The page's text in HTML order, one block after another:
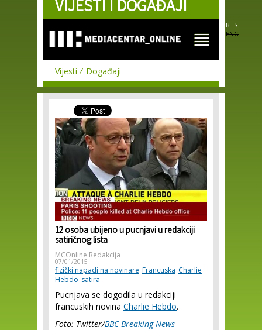
Skip to
main
VIJESTI I DOGAĐAJI
BHS
ENG
Vijesti Događaji
12 osoba ubijeno u pucnjavi u redakciji
satiričnog lista
MCOnline Redakcija
07/01/2015
fizički napadi na novinare Francuska Charlie
Hebdo satira
Pucnjava se dogodila u redakciji
francuskih novina Charlie Hebdo.
Foto: Twitter/BBC Breaking News